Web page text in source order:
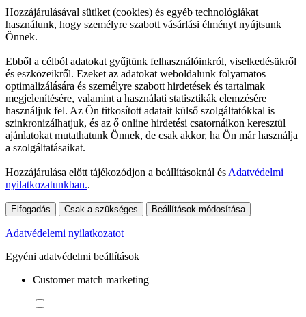
Hozzájárulásával sütiket (cookies) és egyéb technológiákat
használunk, hogy személyre szabott vásárlási élményt nyújtsunk
Önnek.
Ebből a célból adatokat gyűjtünk felhasználóinkról, viselkedésükről
és eszközeikről. Ezeket az adatokat weboldalunk folyamatos
optimalizálására és személyre szabott hirdetések és tartalmak
megjelenítésére, valamint a használati statisztikák elemzésére
használjuk fel. Az Ön titkosított adatait külső szolgáltatókkal is
szinkronizálhatjuk, és az ő online hirdetési csatornáikon keresztül
ajánlatokat mutathatunk Önnek, de csak akkor, ha Ön már használja
a szolgáltatásaikat.
Hozzájárulása előtt tájékozódjon a beállításoknál és Adatvédelmi
nyilatkozatunkban..
Elfogadás Csak a szükséges Beállítások módosítása
Adatvédelemi nyilatkozatot
Egyéni adatvédelmi beállítások
Customer match marketing